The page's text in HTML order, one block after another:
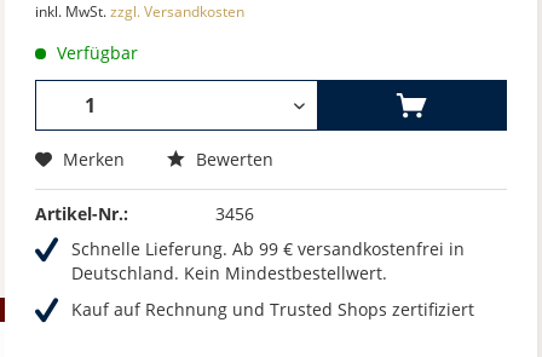
inkl. MwSt.zzgl. Versandkosten
Verfügbar
Merken Bewerten
Artikel-Nr.:
3456
Schnelle Lieferung. Ab 99 € versandkostenfrei in
Deutschland. Kein Mindestbestellwert.
Kauf auf Rechnung und Trusted Shops zertifiziert